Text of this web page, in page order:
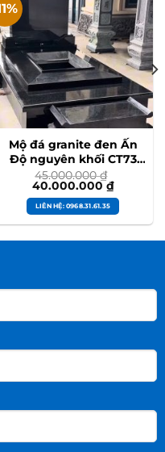
₫.
Mộ đá granite đen Ấn
Độ nguyên khối CT73
thi công tại Thái Bình
#modadenando
45.000.000₫
Giá
gốc
là:
45.000.000 ₫.
40.000.000 ₫Giá
hiện
là:
LIÊN HỆ: 0968.31.61.35